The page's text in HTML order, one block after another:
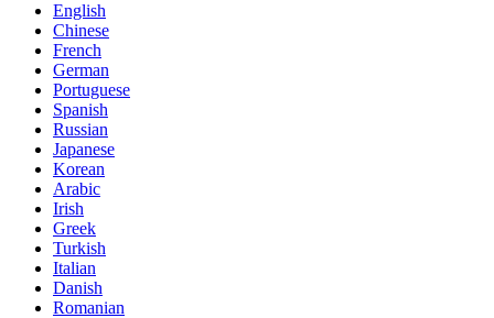
English
Chinese
French
German
Portuguese
Spanish
Russian
Japanese
Korean
Arabic
Irish
Greek
Turkish
Italian
Danish
Romanian